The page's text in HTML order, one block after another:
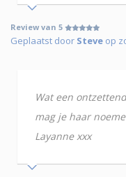
Review van 5
Geplaatst door Steve op
Wat een
mag je haar
Layanne xxx